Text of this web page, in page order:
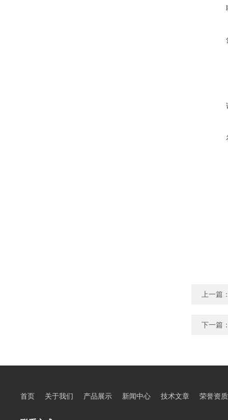
上一篇
下一篇
首页 关于我们 产品展示 新闻中心 技术文章 荣誉资质